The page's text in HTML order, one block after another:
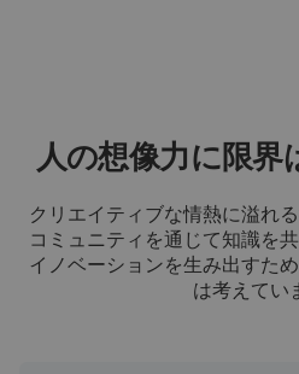
人の想像力に限界
クリエイティブな情熱に溢れ
コミュニティを通じて知識を
イノベーションを生み出すた
は考えてい